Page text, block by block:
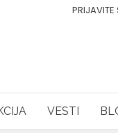
PRIJAVITE
VESTI